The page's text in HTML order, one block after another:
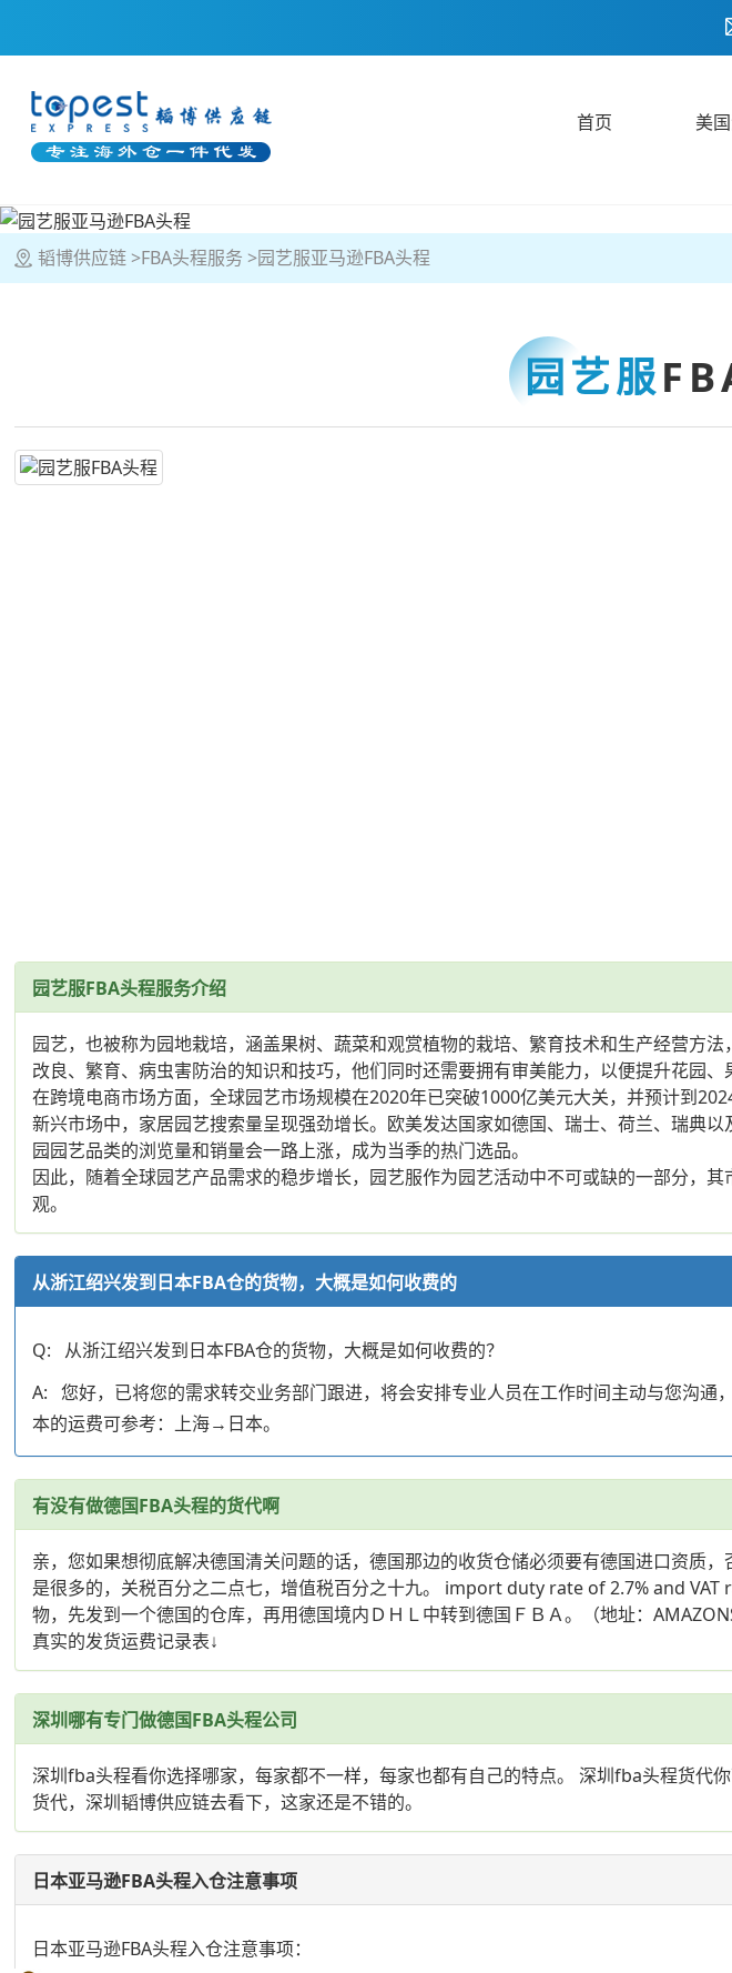
首页 美
韬博供应链 FBA头程服务 园艺服亚马逊FBA头程
园艺服
园艺服FBA头程服务介绍
园艺，也被称为园地栽培，涵盖果树、蔬菜和观赏植物的栽培、繁育技术和生产经营方
改良、繁育、病虫害防治的知识和技巧，他们同时还需要拥有审美能力，以便提升花园、
在跨境电商市场方面，全球园艺市场规模在2020年已突破1000亿美元大关，并预计到
新兴市场中，家居园艺搜索量呈现强劲增长。欧美发达国家如德国、瑞士、荷兰、瑞典
园园艺品类的浏览量和销量会一路上涨，成为当季的热门选品。
因此，随着全球园艺产品需求的稳步增长，园艺服作为园艺活动中不可或缺的一部分，
观。
从浙江绍兴发到日本FBA仓的货物，大概是如何收费的
Q: 从浙江绍兴发到日本FBA仓的货物，大概是如何收费的？
A: 您好，已将您的需求转交业务部门跟进，将会安排专业人员在工作时间主动与您沟
本的运费可参考：上海→日本。
有没有做德国FBA头程的货代啊
亲，您如果想彻底解决德国清关问题的话，德国那边的收货仓储必须要有德国进口资质
是很多的，关税百分之二点七，增值税百分之十九。 import duty rate of 2.7% and
物，先发到一个德国的仓库，再用德国境内ＤＨＬ中转到德国ＦＢＡ。（地址：
真实的发货运费记录表↓
深圳哪有专门做德国FBA头程公司
深圳fba头程看你选择哪家，每家都不一样，每家也都有自己的特点。 深圳fba头程货代
货代，深圳韬博供应链去看下，这家还是不错的。
日本亚马逊FBA头程入仓注意事项
日本亚马逊FBA头程入仓注意事项：